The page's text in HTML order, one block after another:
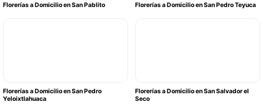
Florerías a Domicilio en San Pablito Florerías a Domicilio en San Pedro Teyuca
Florerías a Domicilio en San Pedro
Yeloixtlahuaca
Florerías a Domicilio en San Salvador el
Seco